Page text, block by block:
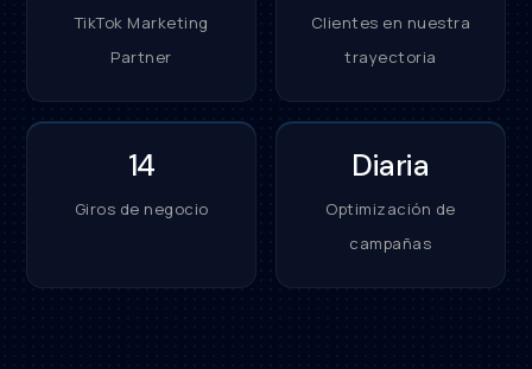
TikTok Marketing
Partner
Clientes en nuestra
trayectoria
14
Giros de negocio
Diaria
Optimización de
campañas